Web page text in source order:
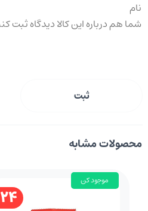
ثبت
محصولات مشابه
24 %
موجود کن